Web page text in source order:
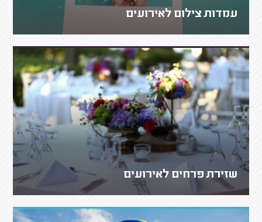
עמדות צילום לאירועים
שזירת פרחים לאירועים